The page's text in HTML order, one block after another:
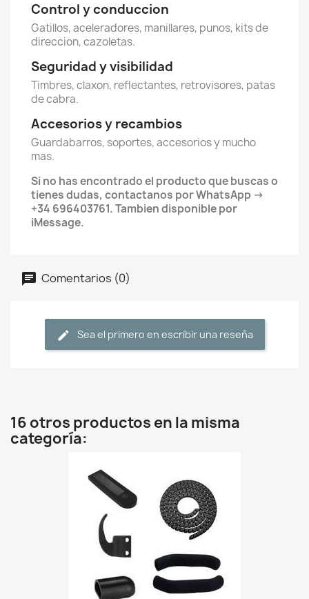
Control y conduccion
Gatillos, aceleradores, manillares, punos, kits de
direccion, cazoletas.
Seguridad y visibilidad
Timbres, claxon, reflectantes, retrovisores, patas
de cabra.
Accesorios y recambios
Guardabarros, soportes, accesorios y mucho
mas.
Si no has encontrado el producto que buscas o
tienes dudas, contactanos por WhatsApp →
+34 696403761. Tambien disponible por
iMessage.
Comentarios (0)
Sea el primero en escribir una reseña
16 otros productos en la misma
categoría: